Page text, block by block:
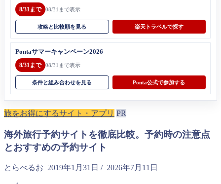
8/31まで 08/31まで表示
攻略と比較順を見る 楽天トラベルで探す
Pontaサマーキャンペーン2026
8/31まで 08/31まで表示
条件と組み合わせを見る Ponta公式で参加する
旅をお得にするサイト・アプリ PR
海外旅行予約サイトを徹底比較。予約時の注意点
とおすすめの予約サイト
とらべるお 2019年1月31日 / 2026年7月11日